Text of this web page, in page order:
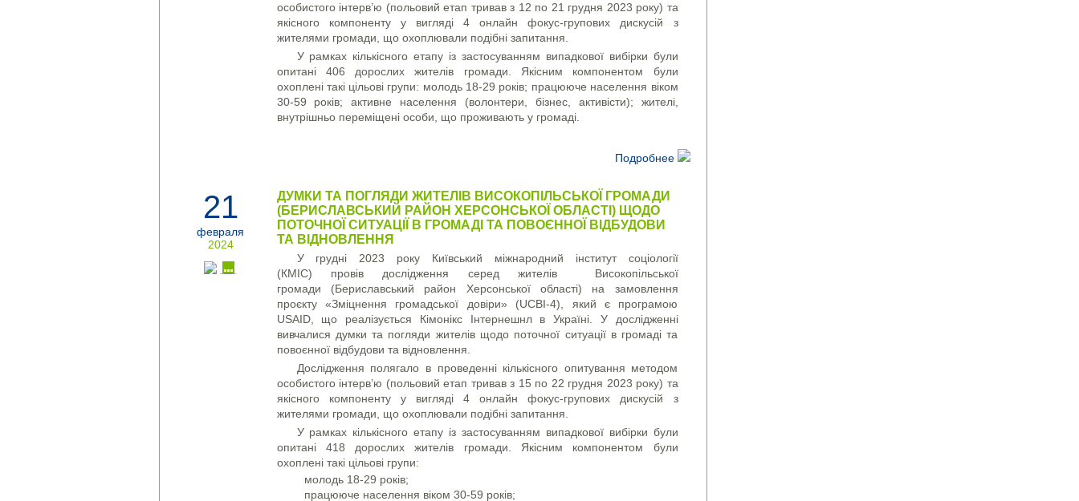
особистого інтерв’ю (польовий етап тривав з 12 по 21 грудня 2023 року) та
якісного компоненту у вигляді 4 онлайн фокус-групових дискусій з
жителями громади, що охоплювали подібні запитання.
У рамках кількісного етапу із застосуванням випадкової вибірки були
опитані 406 дорослих жителів громади. Якісним компонентом були
охоплені такі цільові групи: молодь 18-29 років; працююче населення віком
30-59 років; активне населення (волонтери, бізнес, активісти); жителі,
внутрішньо переміщені особи, що проживають у громаді.
Подробнее
21
февраля
2024
ДУМКИ ТА ПОГЛЯДИ ЖИТЕЛІВ ВИСОКОПІЛЬСЬКОЇ ГРОМАДИ
(БЕРИСЛАВСЬКИЙ РАЙОН ХЕРСОНСЬКОЇ ОБЛАСТІ) ЩОДО
ПОТОЧНОЇ СИТУАЦІЇ В ГРОМАДІ ТА ПОВОЄННОЇ ВІДБУДОВИ
ТА ВІДНОВЛЕННЯ
У грудні 2023 року Київський міжнародний інститут соціології
(КМІС) провів дослідження серед жителів Високопільської
громади (Бериславський район Херсонської області) на замовлення
проєкту «Зміцнення громадської довіри» (UCBI-4), який є програмою
USAID, що реалізується Кімонікс Інтернешнл в Україні. У дослідженні
вивчалися думки та погляди жителів щодо поточної ситуації в громаді та
повоєнної відбудови та відновлення.
Дослідження полягало в проведенні кількісного опитування методом
особистого інтерв’ю (польовий етап тривав з 15 по 22 грудня 2023 року) та
якісного компоненту у вигляді 4 онлайн фокус-групових дискусій з
жителями громади, що охоплювали подібні запитання.
У рамках кількісного етапу із застосуванням випадкової вибірки були
опитані 418 дорослих жителів громади. Якісним компонентом були
охоплені такі цільові групи:
молодь 18-29 років;
працююче населення віком 30-59 років;